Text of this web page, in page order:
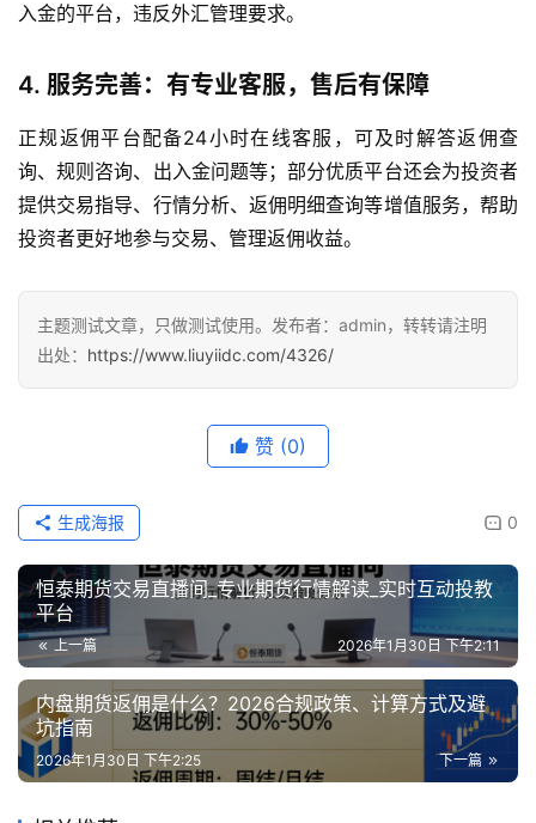
入金的平台，违反外汇管理要求。
4. 服务完善：有专业客服，售后有保障
正规返佣平台配备24小时在线客服，可及时解答返佣查
询、规则咨询、出入金问题等；部分优质平台还会为投资者
提供交易指导、行情分析、返佣明细查询等增值服务，帮助
投资者更好地参与交易、管理返佣收益。
主题测试文章，只做测试使用。发布者：admin，转转请注明
出处： https://www.liuyiidc.com/4326/
赞 (0)
0
生成海报
恒泰期货交易直播间_专业期货行情解读_实时互动投教
平台
上一篇 2026年1月30日 下午2:11
内盘期货返佣是什么？2026合规政策、计算方式及避
坑指南
下一篇
2026年1月30日 下午2:25